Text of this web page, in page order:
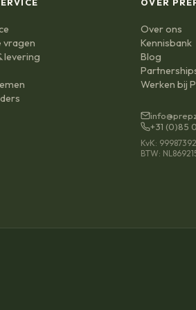
vragen
levering
Over ons
Kennisbank
Blog
Werken bij
+31 (0)85
KvK: 99987392
BTW: